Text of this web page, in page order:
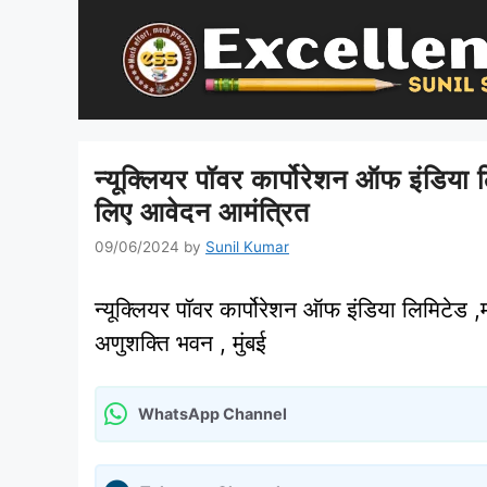
न्‍यूक्लियर पॉवर कार्पोरेशन ऑफ
लिए आवेदन आमंत्रित
09/06/2024 by Sunil Kumar
न्‍यूक्लियर पॉवर कार्पोरेशन ऑफ इंडिया
अणुशक्ति भवन , मुंबई
WhatsApp Channel